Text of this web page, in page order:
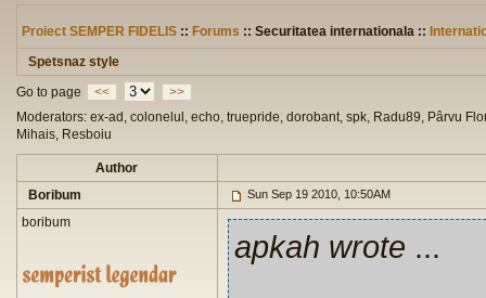
Proiect SEMPER FIDELIS :: Forums :: Securitatea internationala ::
Spetsnaz style
Go to page
<<
>>
Moderators: ex-ad, colonelul, echo, truepride, dorobant, spk, Radu89, Pârvu
Mihais, Resboiu
Author
Boribum
Sun Sep 19 2010, 10:50AM
boribum
apkah wrote ...